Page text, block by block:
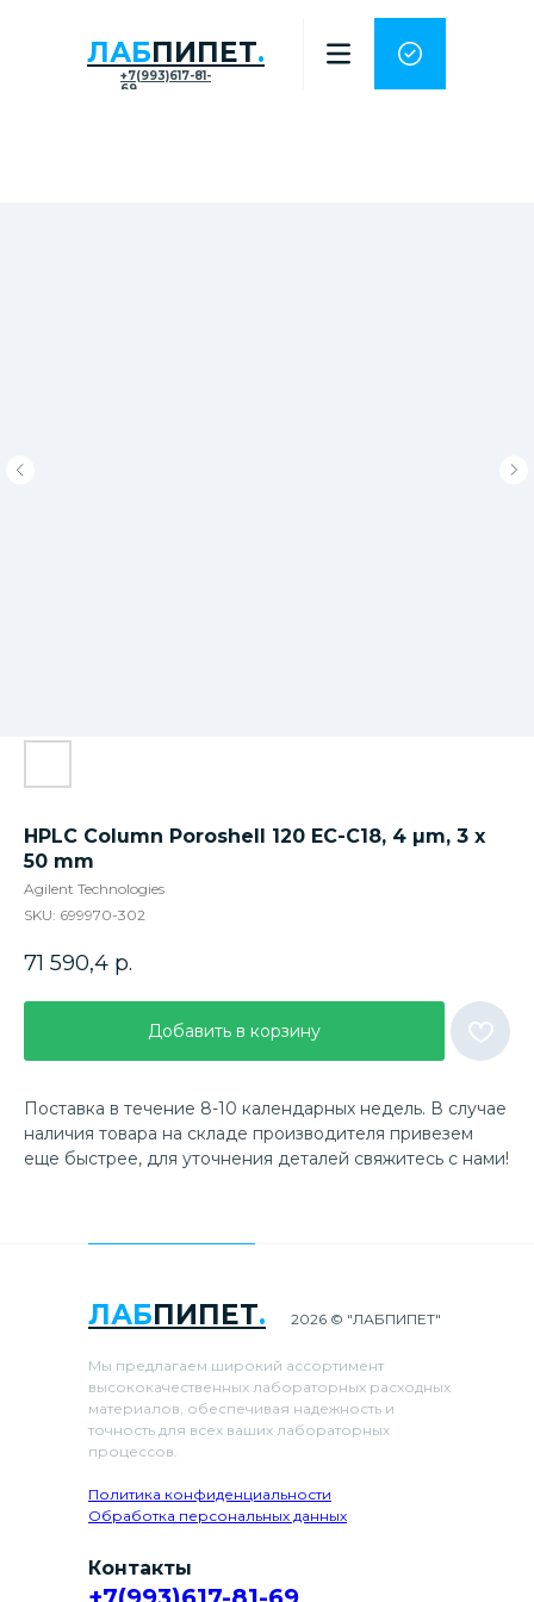
ЛАБПИПЕТ.
+7(993)617-81-
69
HPLC Column Poroshell 120 EC-C18, 4 µm, 3 x
50 mm
Agilent Technologies
SKU: 699970-302
71 590,4 р.
Добавить в корзину
Поставка в течение 8-10 календарных недель. В случае
наличия товара на складе производителя привезем
еще быстрее, для уточнения деталей свяжитесь с нами!
ЛАБПИПЕТ.
Мы предлагаем широкий ассортимент
высококачественных лабораторных расходных
материалов, обеспечивая надежность и
точность для всех ваших лабораторных
процессов.
Политика конфиденциальности
Обработка персональных данных
2026 © "ЛАБПИПЕТ"
Контакты